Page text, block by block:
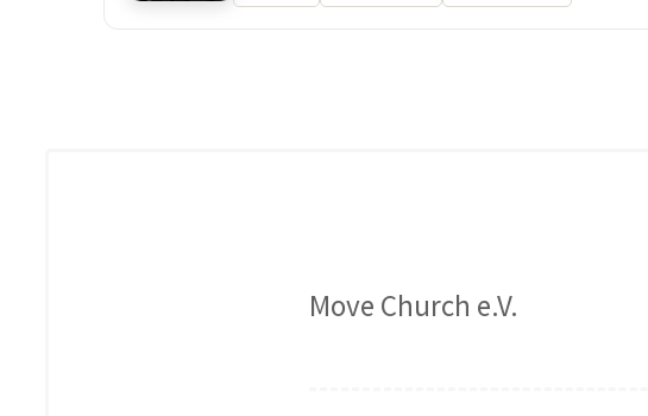
Move Church e.V.